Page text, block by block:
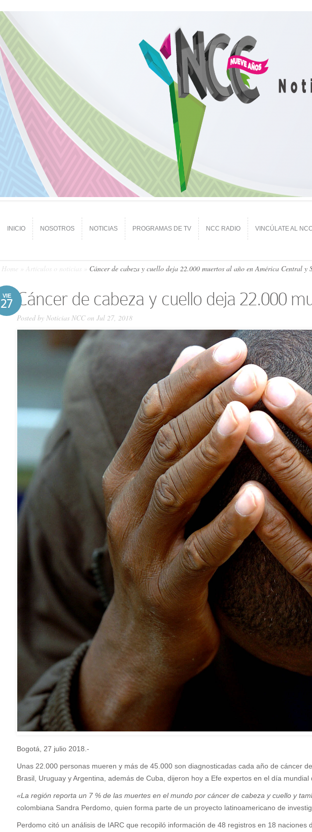
INICIO NOSOTROS NOTICIAS PROGRAMAS DE TV NCC RADIO VINCÚLATE AL NCC
Home Artículos o noticias Cáncer de cabeza y cuello deja 22.000 muertos al año en América Central y
VIE
27 Cáncer de cabeza y cuello deja 22.000
Posted by Noticias NCCon Jul 27, 2018
Bogotá, 27 julio 2018.-
Unas 22.000 personas mueren y más de 45.000 son diagnosticadas cada año de cáncer
Brasil, Uruguay y Argentina, además de Cuba, dijeron hoy a Efe expertos en el día mundial
«La región reporta un 7 % de las muertes en el mundo por cáncer de cabeza y cuello y
colombiana Sandra Perdomo, quien forma parte de un proyecto latinoamericano de
Perdomo citó un análisis de IARC que recopiló información de 48 registros en 18